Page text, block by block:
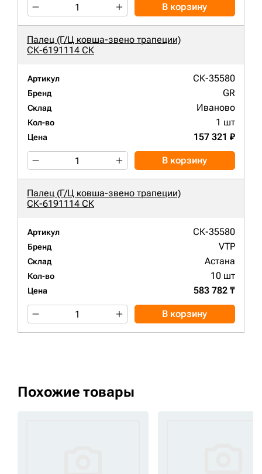
В корзину
Палец (Г/Ц ковша-звено трапеции)
СК-6191114 СК
Артикул СК-35580
Бренд GR
Склад Иваново
Кол-во 1 шт
Цена 157 321 ₽
В корзину
Палец (Г/Ц ковша-звено трапеции)
СК-6191114 СК
Артикул СК-35580
Бренд VTP
Склад Астана
Кол-во 10 шт
Цена 583 782 ₸
В корзину
Похожие товары